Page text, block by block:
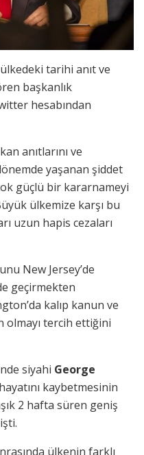
tarihi anıt ve
başkanlık
hesabından
anıtlarını ve
yaşanan şiddet
güçlü bir kararnameyi
ülkemize karşı bu
uzun hapis cezaları
New Jersey’de
geçirmekten
kalıp kanun ve
olmayı tercih ettiğini
siyahi George
kaybetmesinin
2 hafta süren geniş
ülkenin farklı